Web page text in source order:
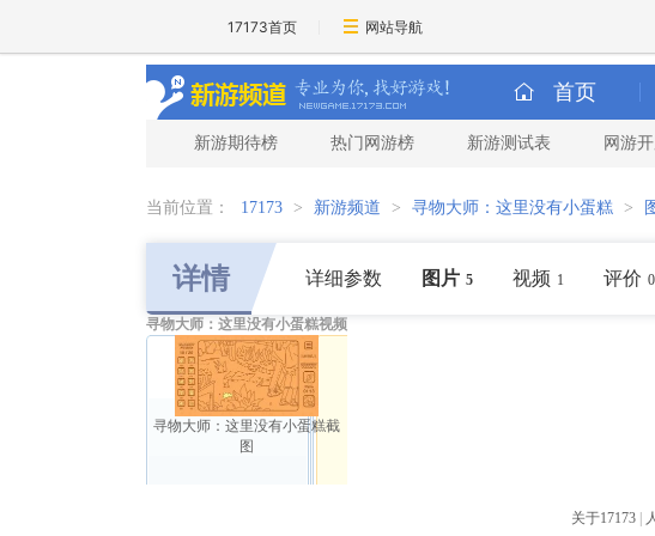
17173首页 网站导航
首页
新游期待榜 热门网游榜 新游测试表 网游
当前位置： 17173 > 新游频道 > 寻物大师：这里没有小蛋糕 >
详情 详细参数 图片 5 视频 1 评价 0
寻物大师：这里没有小蛋糕视频
寻物大师：这里没有小蛋糕截
图
关于17173